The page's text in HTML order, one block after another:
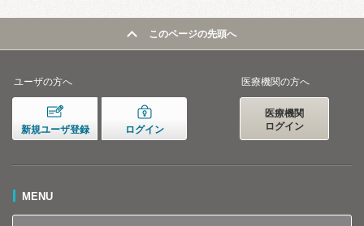
このページの先頭へ
ユーザの方へ
新規ユーザ登録 ログイン
医療機関の方へ
医療機関
ログイン
MENU